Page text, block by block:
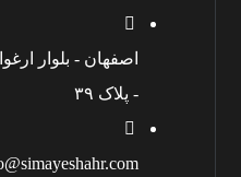
اصفهان - بلوار
- پلاک ۳۹